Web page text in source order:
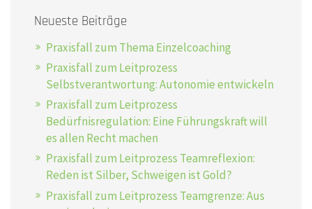
Neueste Beiträge
Praxisfall zum Thema Einzelcoaching
Praxisfall zum Leitprozess
Selbstverantwortung: Autonomie entwickeln
Praxisfall zum Leitprozess
Bedürfnisregulation: Eine Führungskraft will
es allen Recht machen
Praxisfall zum Leitprozess Teamreflexion:
Reden ist Silber, Schweigen ist Gold?
Praxisfall zum Leitprozess Teamgrenze: Aus